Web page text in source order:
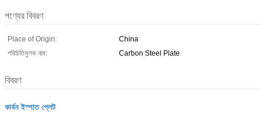
পণ্যের বিবরণ
Place of Origin:
China
পরিচিতিমুলক নাম:
Carbon Steel Plate
বিবরণ
কার্বন ইস্পাত প্লেট